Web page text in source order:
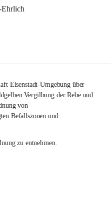
Ehrlich
Eisenstadt-Umgebung über
Vergilbung der Rebe und
von
Befallszonen und
zu entnehmen.